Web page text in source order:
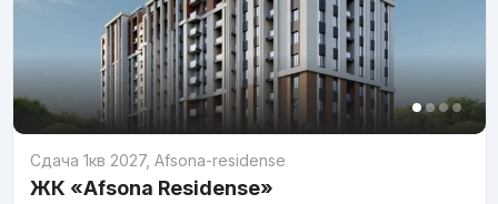
Сдача 1кв 2027, Afsona-residense
ЖК «Afsona Residense»